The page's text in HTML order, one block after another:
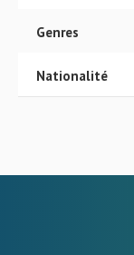
Genres
Nationalité